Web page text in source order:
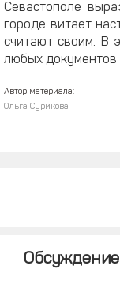
Севастополе
городе витает
считают своим. В
любых документов
Автор материала:
Ольга Сурикова
Обсуждение